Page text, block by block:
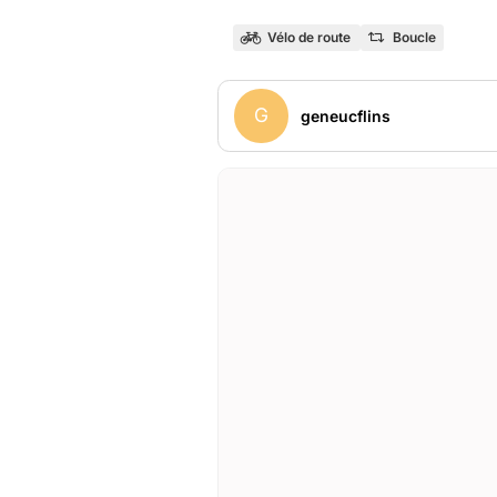
Vélo de route Boucle
G geneucflins